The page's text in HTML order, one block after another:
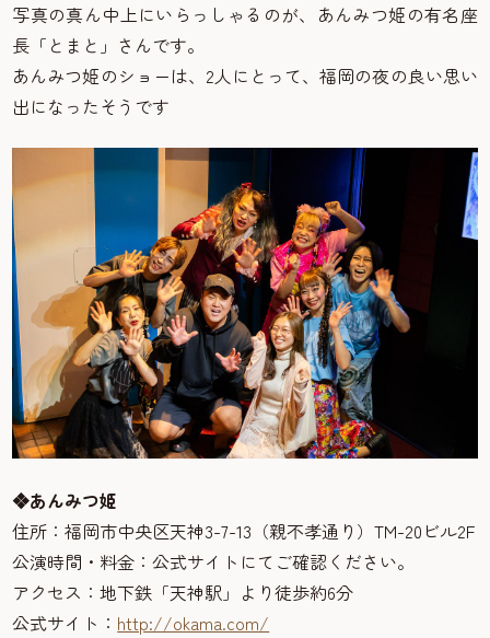
写真の真ん中上にいらっしゃるのが、あんみつ姫の有名座
長「とまと」さんです。
あんみつ姫のショーは、2人にとって、福岡の夜の良い思い
出になったそうです
❖あんみつ姫
住所：福岡市中央区天神3-7-13（親不孝通り）TM-20ビル2F
公演時間・料金：公式サイトにてご確認ください。
アクセス：地下鉄「天神駅」より徒歩約6分
公式サイト： http://okama.com/